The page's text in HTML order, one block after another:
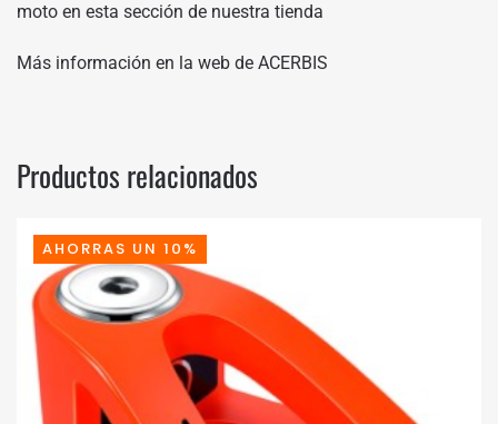
moto en esta sección de nuestra tienda
Más información en la web de ACERBIS
Productos relacionados
AHORRAS UN 10%